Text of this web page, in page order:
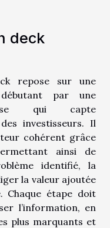
deck
repose sur une
débutant par une
qui capte
investisseurs. Il
cohérent grâce
ainsi de
identifié, la
la valeur ajoutée
Chaque étape doit
l’information, en
plus marquants et